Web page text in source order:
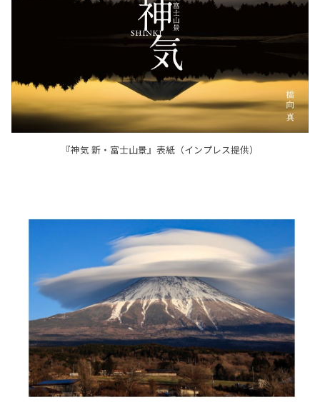
『神気 新・富士山景』表紙（インプレス提供）